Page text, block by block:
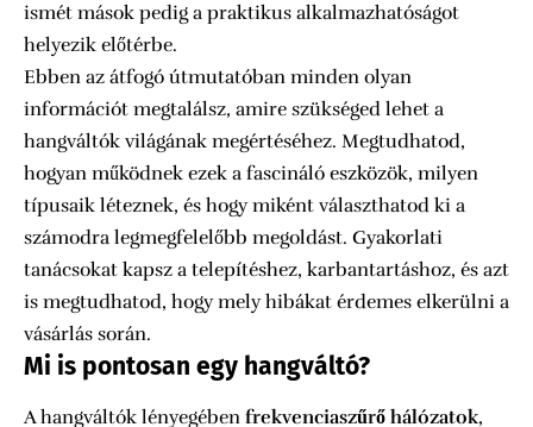
ismét mások pedig a praktikus alkalmazhatóságot
helyezik előtérbe.
Ebben az átfogó útmutatóban minden olyan
információt megtalálsz, amire szükséged lehet a
hangváltók világának megértéséhez. Megtudhatod,
hogyan működnek ezek a fascináló eszközök, milyen
típusaik léteznek, és hogy miként választhatod ki a
számodra legmegfelelőbb megoldást. Gyakorlati
tanácsokat kapsz a telepítéshez, karbantartáshoz, és azt
is megtudhatod, hogy mely hibákat érdemes elkerülni a
vásárlás során.
Mi is pontosan egy hangváltó?
A hangváltók lényegében frekvenciaszűrő hálózatok,